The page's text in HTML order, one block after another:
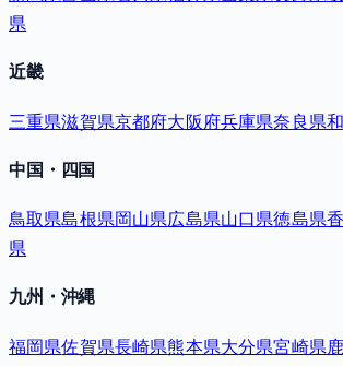
県
近畿
三重県滋賀県京都府大阪府兵庫県奈良県
中国・四国
鳥取県島根県岡山県広島県山口県徳島県
県
九州・沖縄
福岡県佐賀県長崎県熊本県大分県宮崎県